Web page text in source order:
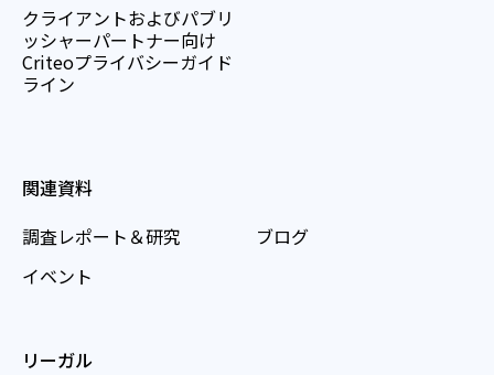
クライアントおよびパブリ
ッシャーパートナー向け
Criteoプライバシーガイド
ライン
関連資料
調査レポート＆研究
イベント
ブログ
リーガル